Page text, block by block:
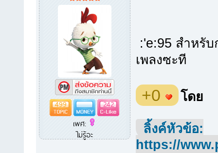
499
242
เพศ:
ไม่รู้อะ
:'e:95 สำหรับ
เพลงซะที
+0 โดย
ลิ้งค์หัวข้อ:
https://